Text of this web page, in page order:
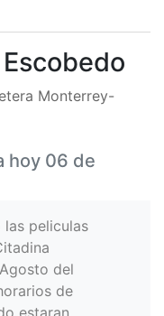
Monterrey-
hoy 06 de
las peliculas
del
de
estaran